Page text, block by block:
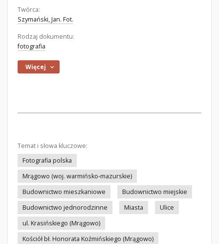
Twórca:
Szymański, Jan. Fot.
Rodzaj dokumentu:
fotografia
Więcej
Temat i słowa kluczowe:
Fotografia polska
Mrągowo (woj. warmińsko-mazurskie)
Budownictwo mieszkaniowe
Budownictwo miejskie
Budownictwo jednorodzinne
Miasta
Ulice
ul. Krasińskiego (Mrągowo)
Kościół bł. Honorata Koźmińskiego (Mrągowo)